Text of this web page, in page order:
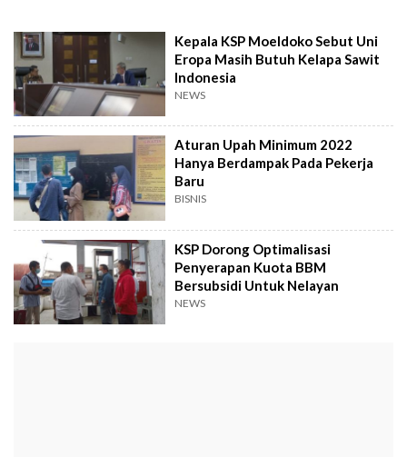
Kepala KSP Moeldoko Sebut Uni
Eropa Masih Butuh Kelapa Sawit
Indonesia
NEWS
Aturan Upah Minimum 2022
Hanya Berdampak Pada Pekerja
Baru
BISNIS
KSP Dorong Optimalisasi
Penyerapan Kuota BBM
Bersubsidi Untuk Nelayan
NEWS